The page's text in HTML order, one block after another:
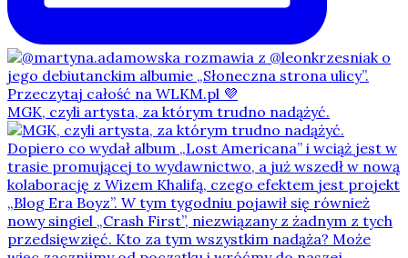
MGK, czyli artysta, za którym trudno nadążyć.